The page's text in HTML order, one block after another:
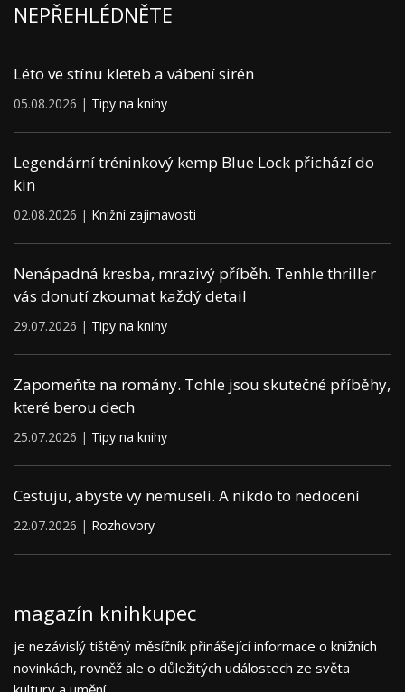
NEPŘEHLÉDNĚTE
Léto ve stínu kleteb a vábení sirén
05.08.2026 | Tipy na knihy
Legendární tréninkový kemp Blue Lock přichází do
kin
02.08.2026 | Knižní zajímavosti
Nenápadná kresba, mrazivý příběh. Tenhle thriller
vás donutí zkoumat každý detail
29.07.2026 | Tipy na knihy
Zapomeňte na romány. Tohle jsou skutečné příběhy,
které berou dech
25.07.2026 | Tipy na knihy
Cestuju, abyste vy nemuseli. A nikdo to nedocení
22.07.2026 | Rozhovory
magazín knihkupec
je nezávislý tištěný měsíčník přinášející informace o knižních
novinkách, rovněž ale o důležitých událostech ze světa